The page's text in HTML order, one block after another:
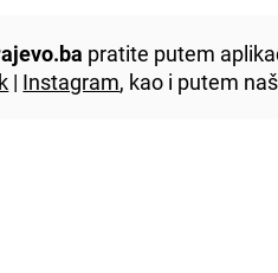
pratite putem
| Instagram, kao i putem